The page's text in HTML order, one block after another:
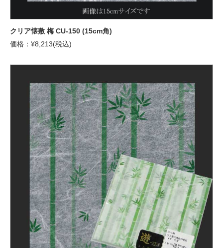
クリア懐敷 梅 CU-150 (15cm角)
価格：¥8,213(税込)